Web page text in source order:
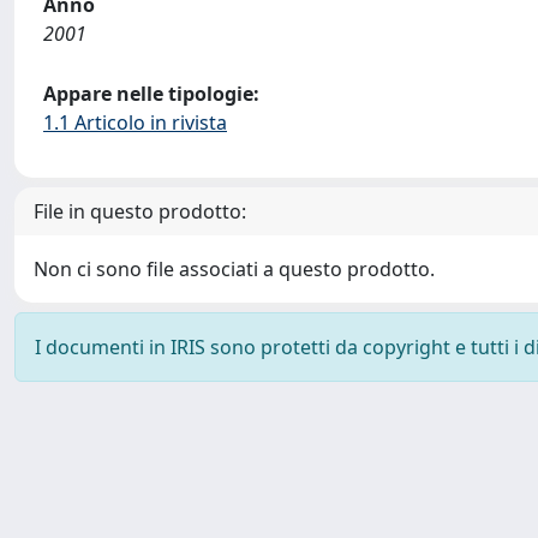
2001
Appare nelle tipologie:
1.1 Articolo in rivista
File in questo prodotto:
Non ci sono file associati a questo prodotto.
I documenti in IRIS sono protetti da copyright e tutti i